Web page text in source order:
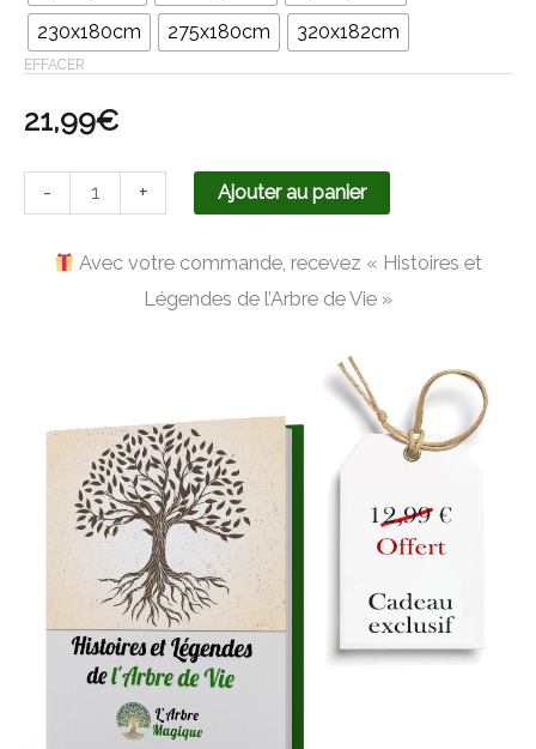
230x180cm
275x180cm 320x182cm
EFFACER
21,99€
- + Ajouter au panier
Avec votre commande, recevez « Histoires et
Légendes de l’Arbre de Vie »